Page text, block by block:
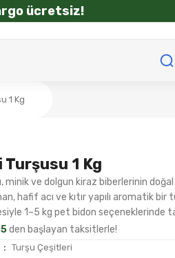
ücretsiz!
1 Kg
1 Kg
minik ve dolgun kiraz biberlerinin
hafif acı ve kıtır yapılı aromatik
1–5 kg pet bidon seçeneklerinde
den başlayan taksitlerle!
Turşu Çeşitleri